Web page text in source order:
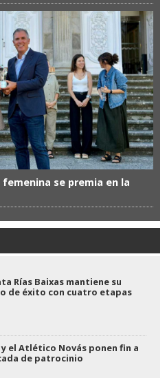
se premia en la
Rías Baixas mantiene su
de éxito con cuatro etapas
el Atlético Novás ponen fin a
de patrocinio